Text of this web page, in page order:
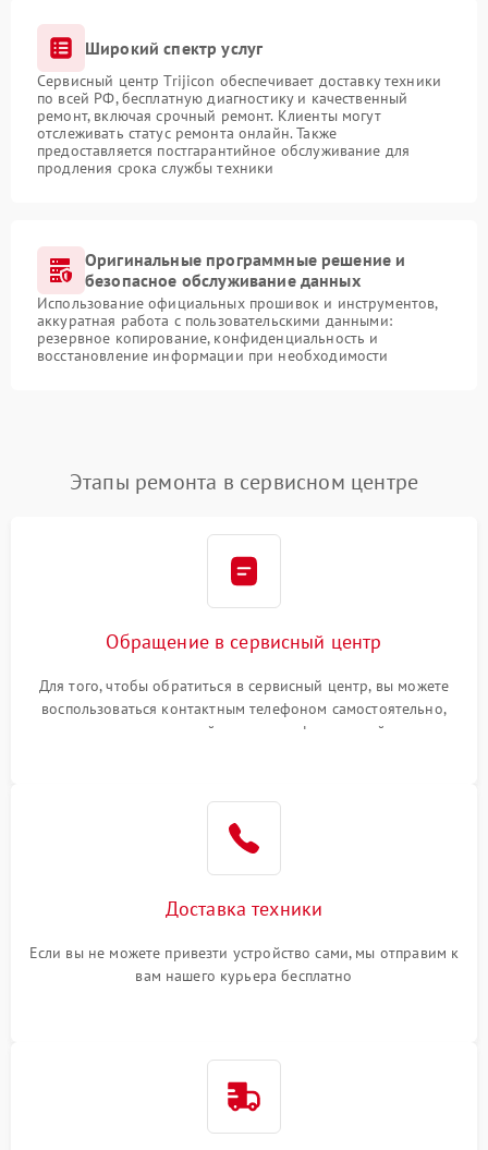
Широкий спектр услуг
Сервисный центр Trijicon обеспечивает доставку техники
по всей РФ, бесплатную диагностику и качественный
ремонт, включая срочный ремонт. Клиенты могут
отслеживать статус ремонта онлайн. Также
предоставляется постгарантийное обслуживание для
продления срока службы техники
Оригинальные программные решение и
безопасное обслуживание данных
Использование официальных прошивок и инструментов,
аккуратная работа с пользовательскими данными:
резервное копирование, конфиденциальность и
восстановление информации при необходимости
Этапы ремонта в сервисном центре
Обращение в сервисный центр
Для того, чтобы обратиться в сервисный центр, вы можете
воспользоваться контактным телефоном самостоятельно,
или оставить свой номер телефона на сайте
Доставка техники
Если вы не можете привезти устройство сами, мы отправим к
вам нашего курьера бесплатно